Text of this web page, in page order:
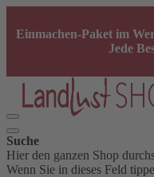
Einmachen-Paket im
Jede
Suche
Hier den ganzen Shop
Wenn Sie in dieses Feld